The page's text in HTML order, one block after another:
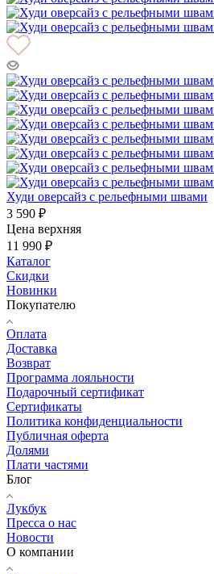
Худи оверсайз с рельефными швами
3 590 ₽
Цена верхняя
11 990 ₽
Каталог
Скидки
Новинки
Покупателю
Оплата
Доставка
Возврат
Программа лояльности
Подарочный сертификат
Сертификаты
Политика конфиденциальности
Публичная оферта
Долями
Плати частями
Блог
Лукбук
Пресса о нас
Новости
О компании